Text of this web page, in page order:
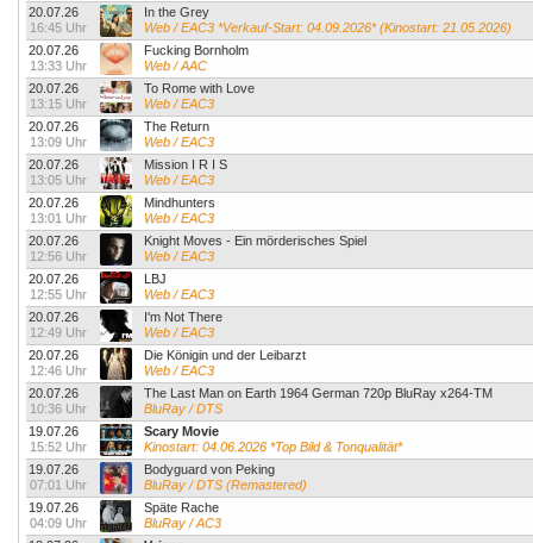
20.07.26
16:45 Uhr
In the Grey
Web / EAC3 *Verkauf-Start: 04.09.2026* (Kinostart: 21.05.2026)
20.07.26
13:33 Uhr
Fucking Bornholm
Web / AAC
20.07.26
13:15 Uhr
To Rome with Love
Web / EAC3
20.07.26
13:09 Uhr
The Return
Web / EAC3
20.07.26
13:05 Uhr
Mission I R I S
Web / EAC3
20.07.26
13:01 Uhr
Mindhunters
Web / EAC3
20.07.26
12:56 Uhr
Knight Moves - Ein mörderisches Spiel
Web / EAC3
20.07.26
12:55 Uhr
LBJ
Web / EAC3
20.07.26
12:49 Uhr
I'm Not There
Web / EAC3
20.07.26
12:46 Uhr
Die Königin und der Leibarzt
Web / EAC3
20.07.26
10:36 Uhr
The Last Man on Earth 1964 German 720p BluRay x264-TM
BluRay / DTS
19.07.26
15:52 Uhr
Scary Movie
Kinostart: 04.06.2026 *Top Bild & Tonqualität*
19.07.26
07:01 Uhr
Bodyguard von Peking
BluRay / DTS (Remastered)
19.07.26
04:09 Uhr
Späte Rache
BluRay / AC3